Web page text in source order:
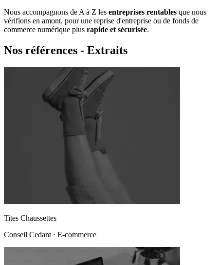
Nous accompagnons de A à Z les entreprises rentables que nous
vérifions en amont, pour une reprise d'entreprise ou de fonds de
commerce numérique plus rapide et sécurisée.
Nos références - Extraits
Tites Chaussettes
Conseil Cedant · E-commerce